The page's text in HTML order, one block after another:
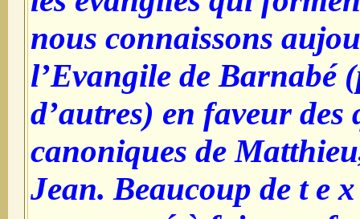
nous connaissons
l’Evangile de Barnabé
d’autres) en faveur des
canoniques de
Jean. Beaucoup de t e